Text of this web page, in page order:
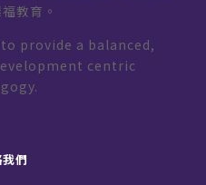
教育。
provide a balanced,
centric
們